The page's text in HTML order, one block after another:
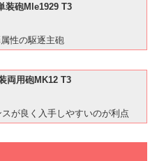
装砲Mle1929 T3
性の駆逐主砲
両用砲MK12 T3
が良く入手しやすいのが利点